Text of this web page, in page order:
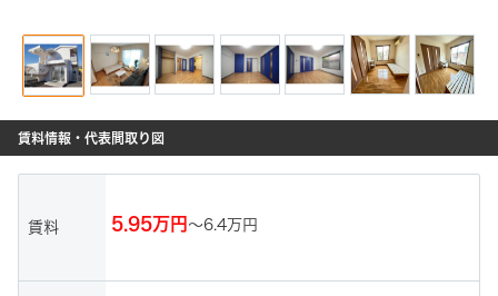
賃料情報・代表間取り図
賃料 5.95万円 ～6.4万円